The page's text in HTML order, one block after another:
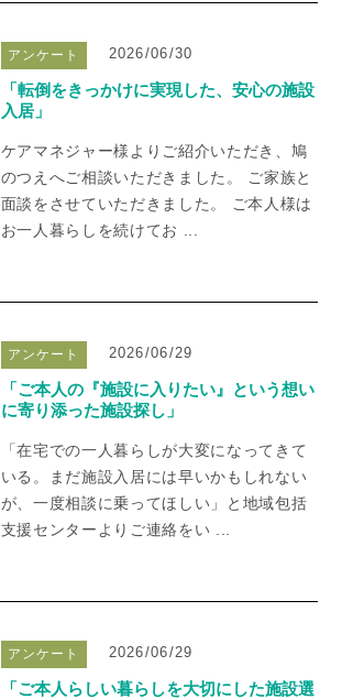
アンケート 2026/06/30
「転倒をきっかけに実現した、安心の施設
入居」
ケアマネジャー様よりご紹介いただき、鳩
のつえへご相談いただきました。 ご家族と
面談をさせていただきました。 ご本人様は
お一人暮らしを続けてお ...
アンケート 2026/06/29
「ご本人の『施設に入りたい』という想い
に寄り添った施設探し」
「在宅での一人暮らしが大変になってきて
いる。まだ施設入居には早いかもしれない
が、一度相談に乗ってほしい」と地域包括
支援センターよりご連絡をい ...
アンケート 2026/06/29
「ご本人らしい暮らしを大切にした施設選